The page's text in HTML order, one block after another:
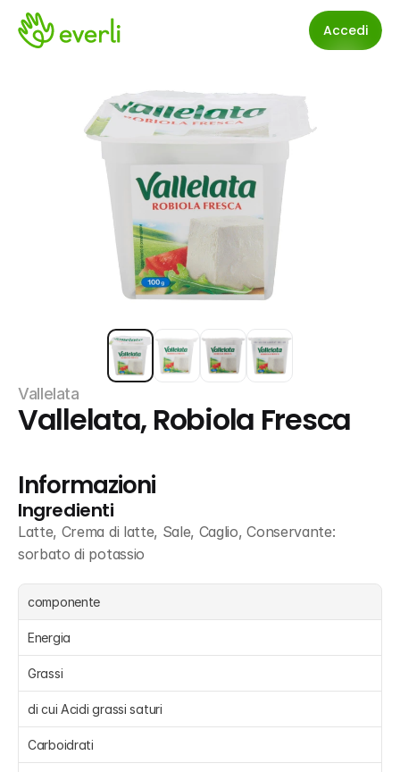
Accedi
Vallelata
Vallelata, Robiola Fresca
Informazioni
Ingredienti
Latte, Crema di latte, Sale, Caglio, Conservante:
sorbato di potassio
componente
Energia
Grassi
di cui Acidi grassi saturi
Carboidrati